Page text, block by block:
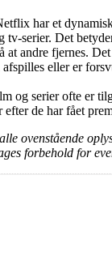
har et
tv-serier. Det
at andre fjernes.
eller er
og serier ofte er
efter de har fået
ovenstående
forbehold for